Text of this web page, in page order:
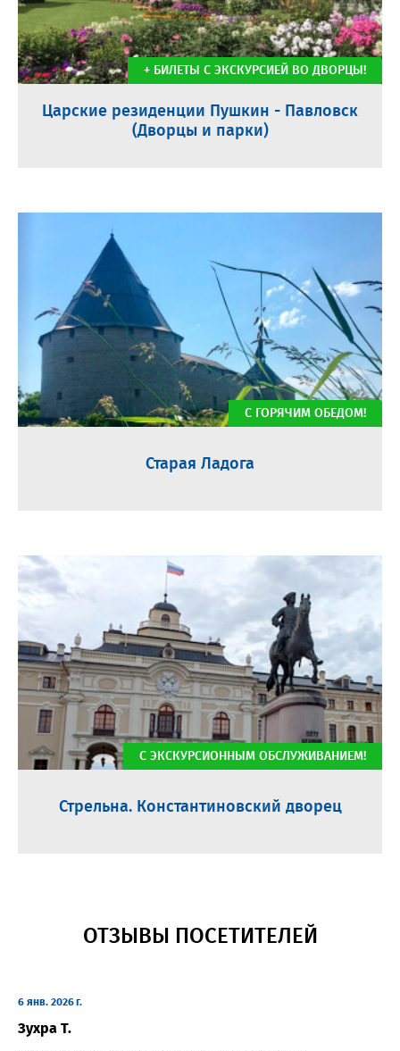
Царские резиденции Пушкин - Павловск
(Дворцы и парки)
+ БИЛЕТЫ С ЭКСКУРСИЕЙ ВО ДВОРЦЫ!
Старая Ладога
С ГОРЯЧИМ ОБЕДОМ!
Стрельна. Константиновский дворец
С ЭКСКУРСИОННЫМ ОБСЛУЖИВАНИЕМ!
ОТЗЫВЫ ПОСЕТИТЕЛЕЙ
6 янв. 2026 г.
Зухра Т.